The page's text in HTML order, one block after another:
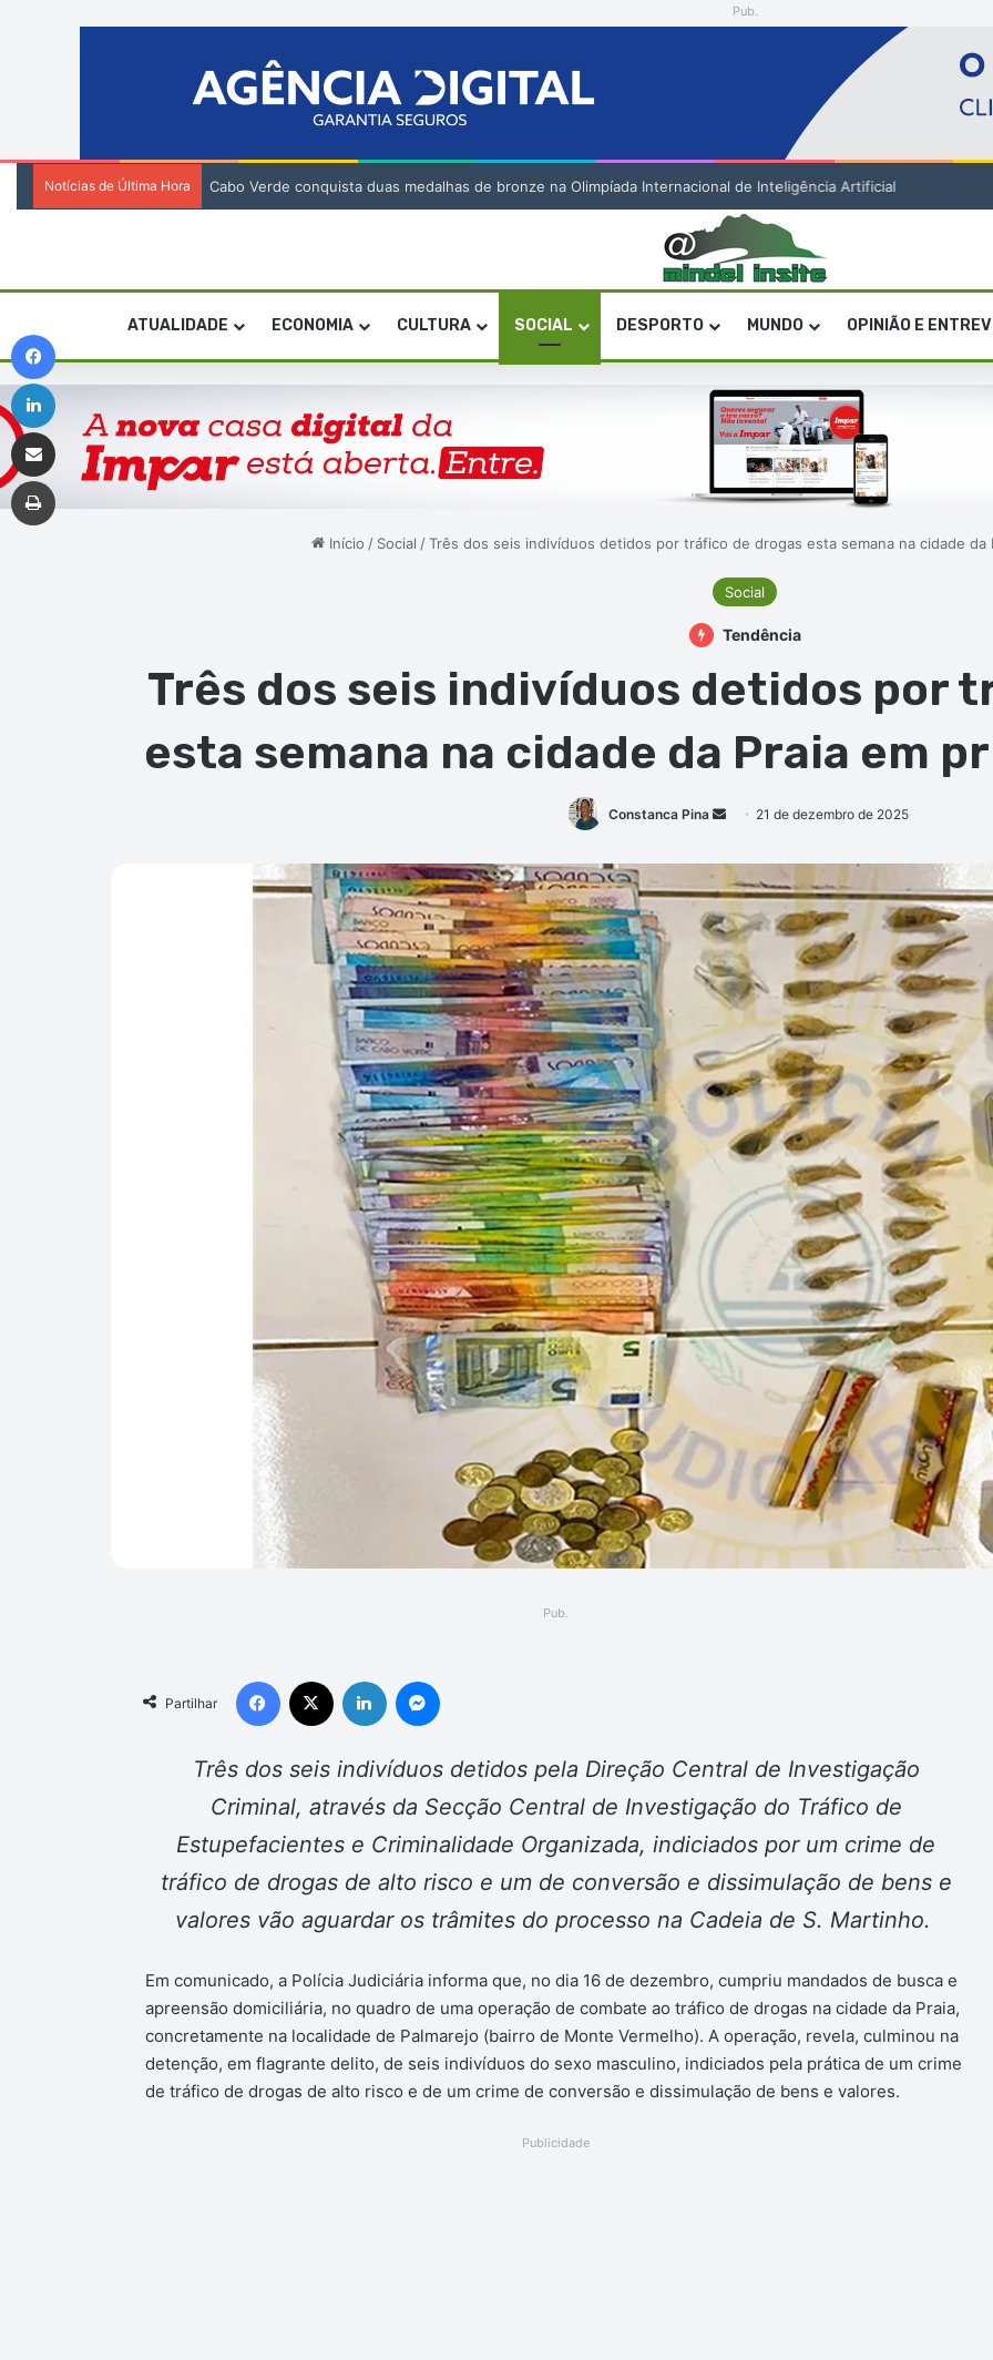
Pub.
Notícias de Última Hora Cabo Verde conquista duas medalhas de bronze na Olimpíada Internacional de Inteligência Artificial
ATUALIDADE ECONOMIA CULTURA SOCIAL DESPORTO MUNDO OPINIÃO E
Início / Social /Três dos seis indivíduos detidos por tráfico de drogas esta semana na cidade
Social
Tendência
Três dos seis indivíduos detidos por
esta semana na cidade da Praia em
Constanca Pina
Mande
e-
mail
21 de dezembro de 2025
Pub.
Partilhar
Facebook Linkedin
Três dos seis indivíduos detidos pela Direção Central de Investigação
Criminal, através da Secção Central de Investigação do Tráfico de
Estupefacientes e Criminalidade Organizada, indiciados por um crime de
tráfico de drogas de alto risco e um de conversão e dissimulação de bens e
valores vão aguardar os trâmites do processo na Cadeia de S. Martinho.
Em comunicado, a Polícia Judiciária informa que, no dia 16 de dezembro, cumpriu mandados de busca e
apreensão domiciliária, no quadro de uma operação de combate ao tráfico de drogas na cidade da Praia,
concretamente na localidade de Palmarejo (bairro de Monte Vermelho). A operação, revela, culminou na
detenção, em flagrante delito, de seis indivíduos do sexo masculino, indiciados pela prática de um crime
de tráfico de drogas de alto risco e de um crime de conversão e dissimulação de bens e valores.
Publicidade
Linkedin
Imprimir